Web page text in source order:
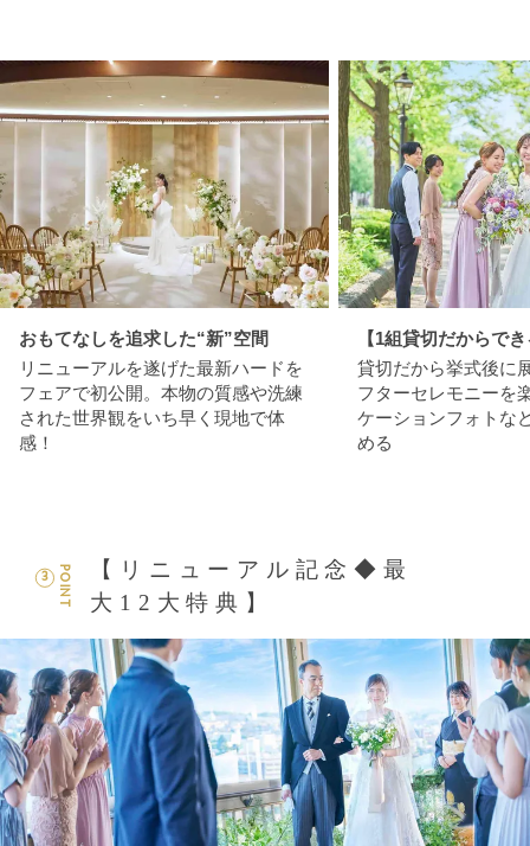
おもてなしを追求した“新”空間
リニューアルを遂げた最新ハードを
フェアで初公開。本物の質感や洗練
された世界観をいち早く現地で体
感！
【1組貸切だからで
貸切だから挙式後に
フターセレモニーを
ケーションフォトな
める
POINT
3
【リニューアル記念◆最
大12大特典】